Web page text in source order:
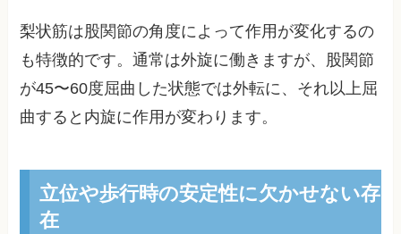
梨状筋は股関節の角度によって作用が変化するの
も特徴的です。通常は外旋に働きますが、股関節
が45〜60度屈曲した状態では外転に、それ以上屈
曲すると内旋に作用が変わります。
立位や歩行時の安定性に欠かせない存
在